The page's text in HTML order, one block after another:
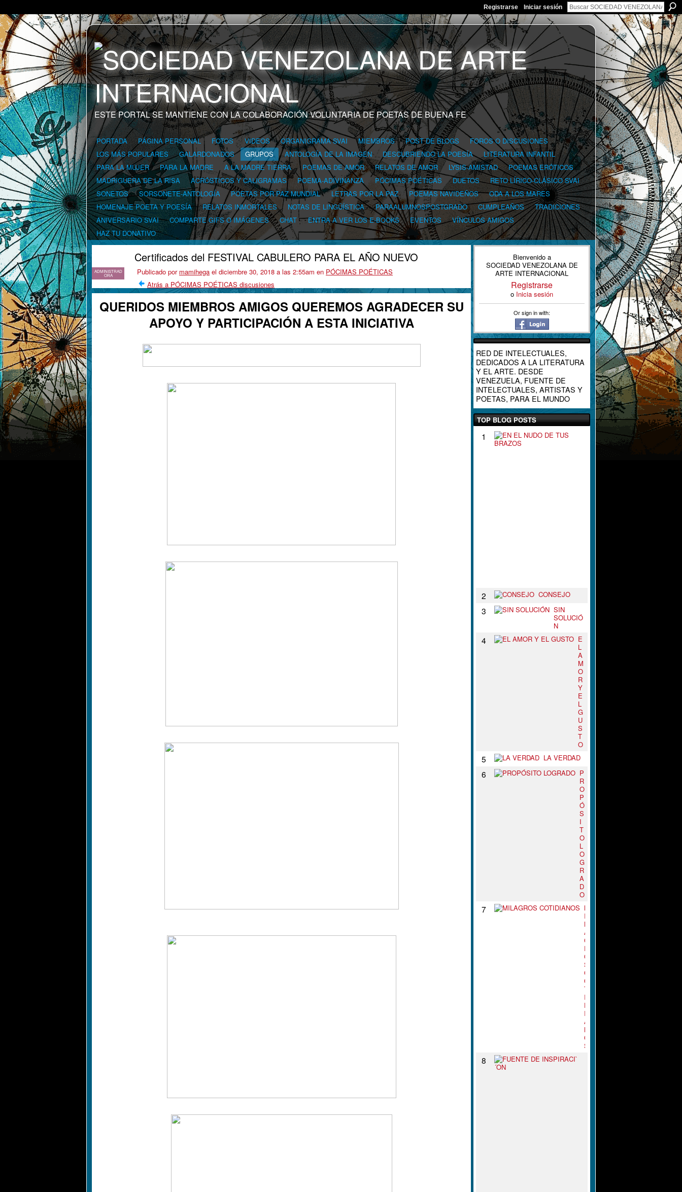
Registrarse Iniciar sesión
ESTE PORTAL SE MANTIENE CON LA COLABORACIÓN VOLUNTARIA DE POETAS DE BUENA FE
PORTADA PÁGINA PERSONAL FOTOS VIDEOS ORGANIGRAMA SVAI MIEMBROS POST DE BLOGS
FOROS O DISCUSIONES
LOS MÁS POPULARES
GALARDONADOS GRUPOS ANTOLOGÍA DE LA IMAGEN DESCUBRIENDO LA POESÍA
LITERATURA INFANTIL
PARA LA MUJER
PARA LA MADRE A LA MADRE TIERRA POEMAS DE AMOR RELATOS DE AMOR LYSIS-AMISTAD
POEMAS ERÓTICOS
MADRIGUERA DE LA RISA
ACRÓSTICOS Y CALIGRAMAS POEMA-ADIVINANZA PÓCIMAS POÉTICAS DUETOS
RETO LÍRICO-CLÁSICO SVAI
SONETOS
SORSONETE-ANTOLOGÍA POETAS POR PAZ MUNDIAL LETRAS POR LA PAZ POEMAS NAVIDEÑOS
ODA A LOS MARES
HOMENAJE POETA Y POESÍA
RELATOS INMORTALES NOTAS DE LINGÜÍSTICA PARAALUMNOSPOSTGRADO CUMPLEAÑOS
TRADICIONES
ANIVERSARIO SVAI
COMPARTE GIFS O IMÁGENES CHAT ENTRA A VER LOS E-BOOKS EVENTOS
VÍNCULOS AMIGOS
HAZ TU DONATIVO
ADMINISTRAD
ORA
Certificados del FESTIVAL CABULERO PARA EL AÑO NUEVO
Publicado por mamihega el diciembre 30, 2018 a las 2:55am en PÓCIMAS POÉTICAS
Atrás a PÓCIMAS POÉTICAS discusiones
QUERIDOS MIEMBROS AMIGOS QUEREMOS AGRADECER SU
APOYO Y PARTICIPACIÓN A ESTA INICIATIVA
Bienvenido a
SOCIEDAD VENEZOLANA DE
ARTE INTERNACIONAL
Registrarse
o Inicia sesión
Or sign in with:
RED DE INTELECTUALES,
DEDICADOS A LA LITERATURA
Y EL ARTE. DESDE
VENEZUELA, FUENTE DE
INTELECTUALES, ARTISTAS Y
POETAS, PARA EL MUNDO
TOP BLOG POSTS
1
2 CONSEJO
3
SIN
SOLUCIÓ
N
4
E
L
A
M
O
R
Y
E
L
G
U
S
T
O
5 LA VERDAD
6
P
R
O
P
Ó
S
I
T
O
L
O
G
R
A
D
O
7
M
I
L
A
G
R
O
S
C
O
T
I
D
I
A
N
O
8